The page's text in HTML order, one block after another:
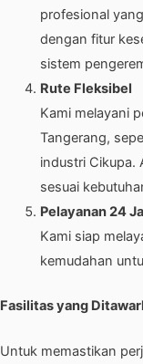
profesional
dengan fitur
sistem
Rute Fleksibel
Kami melayani
Tangerang,
industri Cikupa.
sesuai
Pelayanan 24
Kami siap
kemudahan
Fasilitas yang
Untuk memastikan